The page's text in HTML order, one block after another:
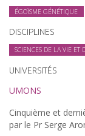
ÉGOÏSME GÉNÉTIQUE
DISCIPLINES
SCIENCES DE LA VIE ET
UNIVERSITÉS
UMONS
Cinquième et
par le Pr Serge